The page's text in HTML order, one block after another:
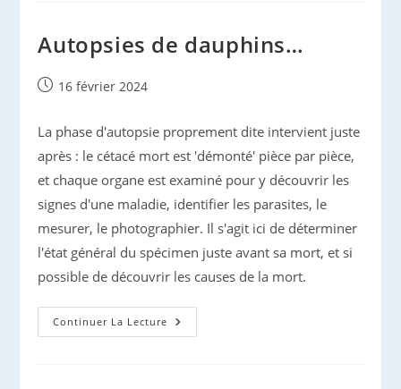
Autopsies de dauphins…
Publication
16 février 2024
La phase d'autopsie proprement dite intervient juste
après : le cétacé mort est 'démonté' pièce par pièce,
et chaque organe est examiné pour y découvrir les
signes d'une maladie, identifier les parasites, le
mesurer, le photographier. Il s'agit ici de déterminer
l'état général du spécimen juste avant sa mort, et si
possible de découvrir les causes de la mort.
Continuer La Lecture Autopsies
De